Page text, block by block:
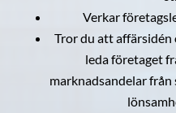
Verkar
Tror du att affärsidén
leda företaget
marknadsandelar